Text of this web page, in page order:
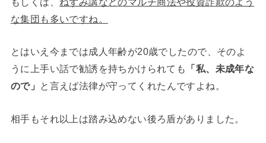
な集団も多いですね。
とはいえ今までは成人年齢が20歳でしたので、そのよ
うに上手い話で勧誘を持ちかけられても
「私、未成年な
ので」
と言えば法律が守ってくれたんですよね。
相手もそれ以上は踏み込めない後ろ盾がありました。